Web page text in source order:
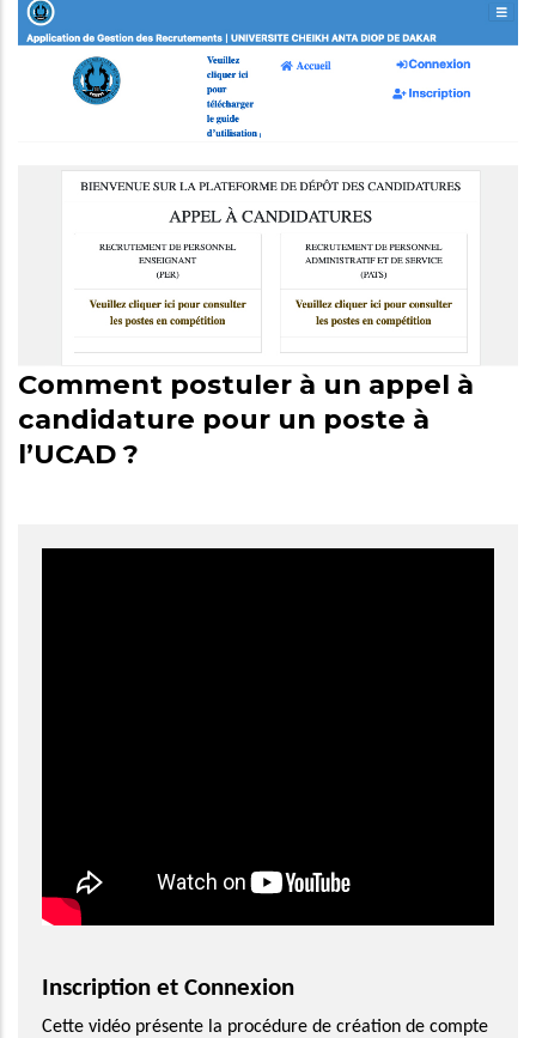
Comment postuler à un appel à
candidature pour un poste à
l’UCAD ?
Inscription et Connexion
Cette vidéo présente la procédure de création de compte